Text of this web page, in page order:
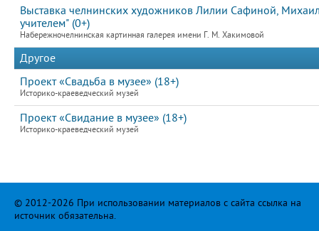
Выставка челнинских художников Лилии Сафиной,
учителем" (0+)
Набережночелнинская картинная галерея имени Г. М. Хакимовой
Другое
Проект «Свадьба в музее» (18+)
Историко-краеведческий музей
Проект «Свидание в музее» (18+)
Историко-краеведческий музей
© 2012-2026 При использовании материалов с сайта ссылка на
источник обязательна.